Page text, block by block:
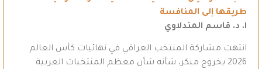
طريقها إلى المنافسة
ا. د. قاسم المندلاوي
انتهت مشاركة المنتخب العراقي في نهائيات كأس العالم
2026 بخروج مبكر، شأنه شأن معظم المنتخبات العربية